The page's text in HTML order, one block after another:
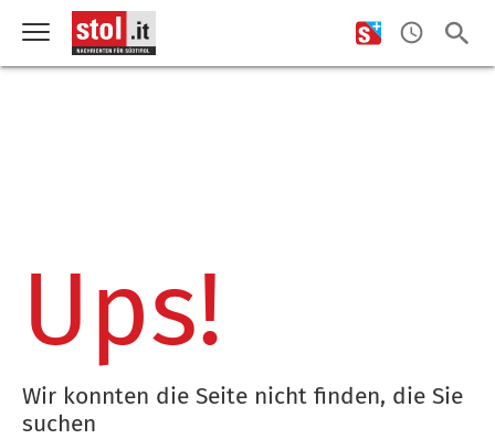
Ups!
Wir konnten die Seite nicht finden, die Sie
suchen